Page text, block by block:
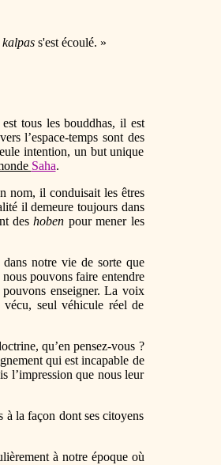
kalpass'est écoulé. »
tous les bouddhas, il est
l’espace-temps sont des
intention, un but unique
Saha.
nom, il conduisait les êtres
il demeure toujours dans
deshoben pour mener les
notre vie de sorte que
pouvons faire entendre
enseigner. La voix
seul véhicule réel de
qu’en pensez-vous ?
qui est incapable de
l’impression que nous leur
à la façon dont ses citoyens
à notre époque où